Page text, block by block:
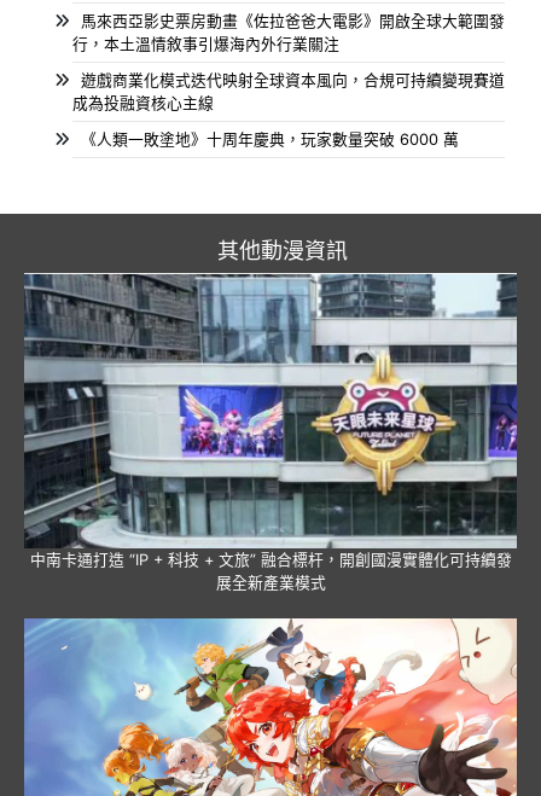
馬來西亞影史票房動畫《佐拉爸爸大電影》開啟全球大範圍發
行，本土溫情敘事引爆海內外行業關注
遊戲商業化模式迭代映射全球資本風向，合規可持續變現賽道
成為投融資核心主線
《人類一敗塗地》十周年慶典，玩家數量突破 6000 萬
其他動漫資訊
中南卡通打造 “IP + 科技 + 文旅” 融合標杆，開創國漫實體化可持續發
展全新產業模式